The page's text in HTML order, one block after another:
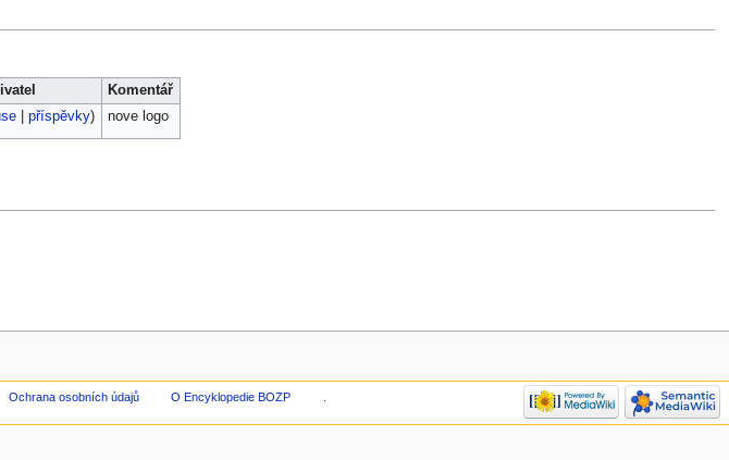
Komentář
| příspěvky) nove logo
Ochrana osobních údajů O Encyklopedie BOZP